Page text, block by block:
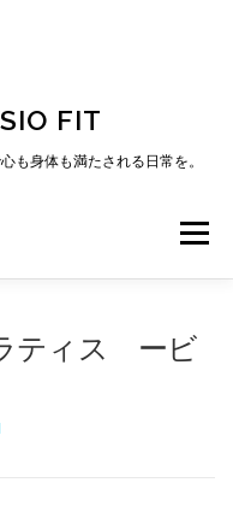
FIT
も身体も満たされる日常を。
メニュー
ティス ービ